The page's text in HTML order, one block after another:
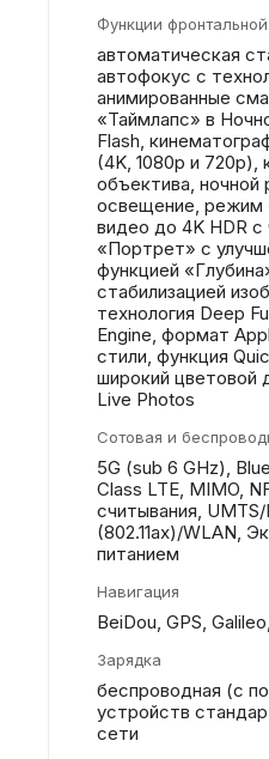
Функции
автоматическая
автофокус с
анимированные
«Таймлапс» в
Flash,
(4K, 1080p и 720p),
объектива,
освещение, режим
видео до 4K HDR
«Портрет» с
функцией
стабилизацией
технология Deep
Engine, формат
стили, функция
широкий цветовой
Live Photos
Сотовая и
5G (sub 6 GHz),
Class LTE, MIMO,
считывания, UMTS/​
(802.11ax)/WLAN,
питанием
Навигация
BeiDou, GPS,
Зарядка
беспроводная (с
устройств
сети